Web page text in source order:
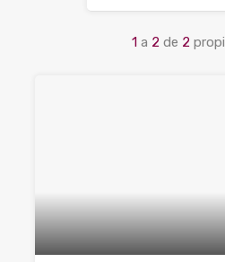
1 a 2 de 2